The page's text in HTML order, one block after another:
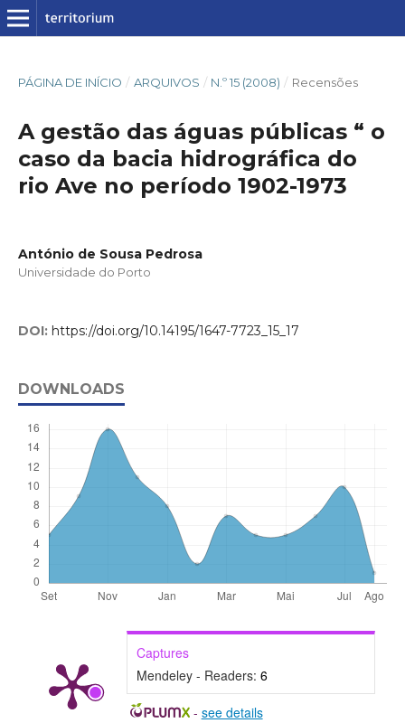
PÁGINA DE INÍCIO / ARQUIVOS / N.º 15 (2008) / Recensões
A gestão das águas públicas “ o
caso da bacia hidrográfica do
rio Ave no período 1902-1973
António de Sousa Pedrosa
Universidade do Porto
DOI: https://doi.org/10.14195/1647-7723_15_17
DOWNLOADS
Captures
Mendeley - Readers: 6
- see details